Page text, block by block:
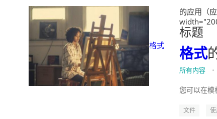
格式
的应用（
标题
格式
所有内容 •
您可以在模
文件 使